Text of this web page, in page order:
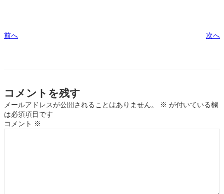
前へ 次へ
コメントを残す
メールアドレスが公開されることはありません。 ※ が付いている欄
は必須項目です
コメント ※